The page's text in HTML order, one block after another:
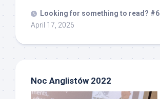
Looking for something to read? #6
April 17, 2026
Noc Anglistów 2022